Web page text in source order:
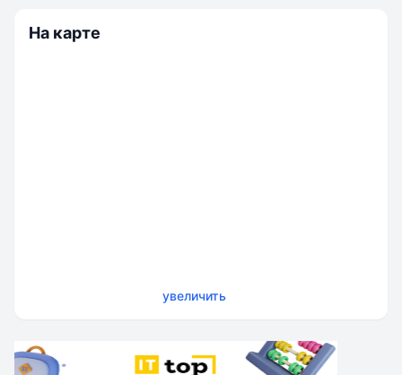
На карте
увеличить